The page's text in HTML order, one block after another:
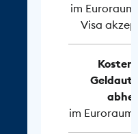
im
Visa
im